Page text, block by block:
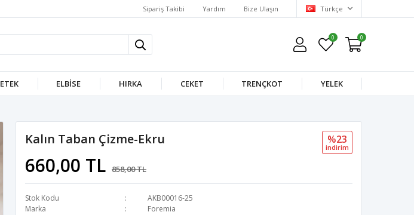
Sipariş Takibi Yardım Bize Ulaşın Türkçe
0 0
ETEK ELBISE HIRKA CEKET TRENÇKOT YELEK
Kalın Taban Çizme-Ekru
660,00 TL 858,00 TL
%23
i̇ndi̇ri̇m
Stok Kodu
AKB00016-25
Marka
Foremia